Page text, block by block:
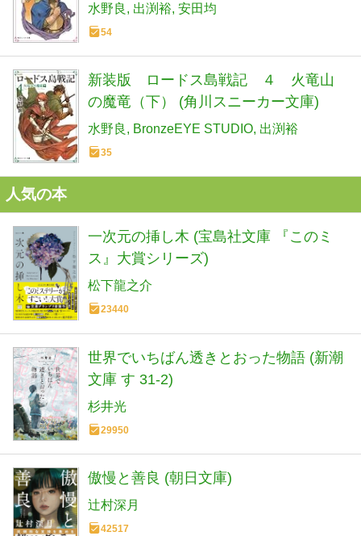
水野良 出渕裕 安田均
54
新装版 ロードス島戦記 ４ 火竜山
の魔竜（下） (角川スニーカー文庫)
水野良 BronzeEYE STUDIO 出渕裕
35
人気の本
一次元の挿し木 (宝島社文庫 『このミ
ス』大賞シリーズ)
松下龍之介
23440
世界でいちばん透きとおった物語 (新潮
文庫 す 31-2)
杉井光
29950
傲慢と善良 (朝日文庫)
辻村深月
42517